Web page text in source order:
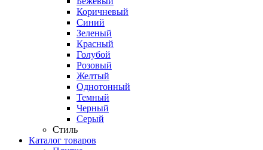
Коричневый
Синий
Зеленый
Красный
Голубой
Розовый
Желтый
Однотонный
Темный
Черный
Серый
Стиль
Каталог товаров